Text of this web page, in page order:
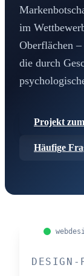
im
Oberflächen
die durch
Projekt
Häufige